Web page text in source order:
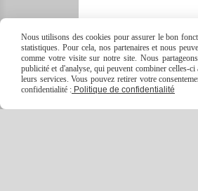
Nous utilisons des cookies pour assurer le bon
statistiques. Pour cela, nos partenaires et nous
comme votre visite sur notre site. Nous
publicité et d'analyse, qui peuvent combiner celles-
leurs services. Vous pouvez retirer votre
confidentialité : Politique de confidentialité